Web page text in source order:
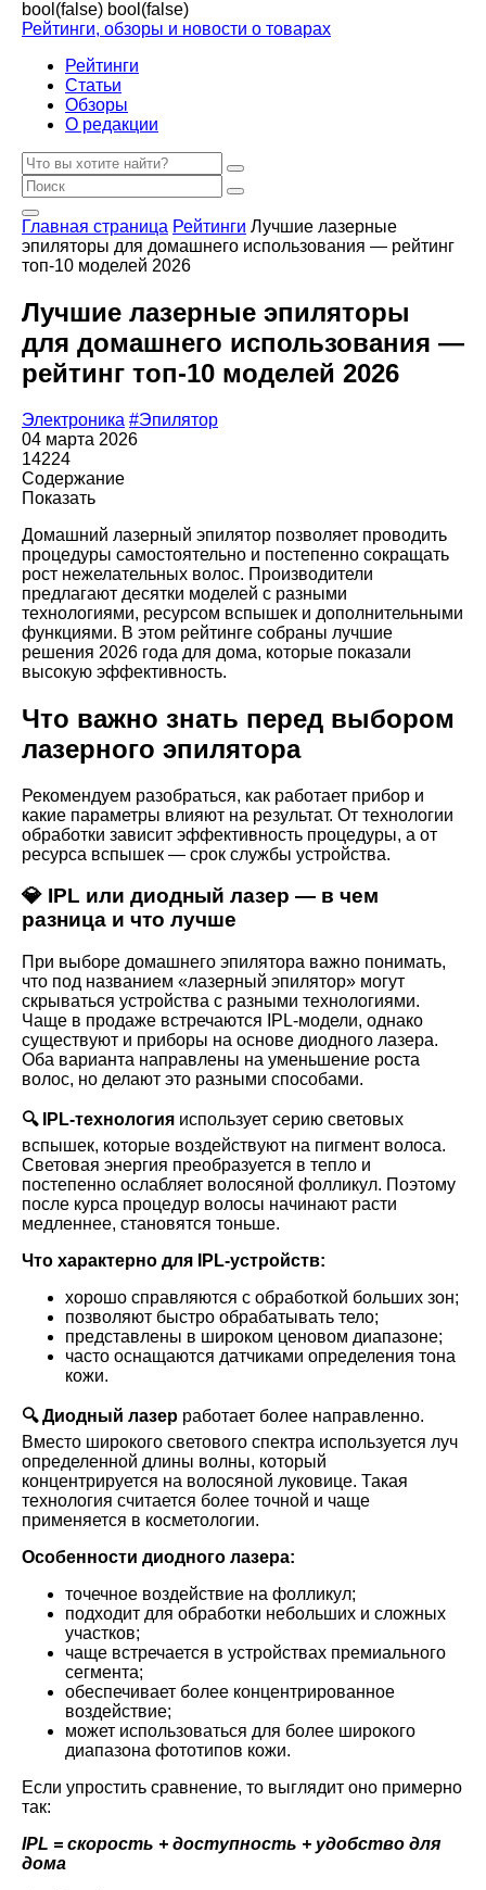
bool(false) bool(false)
Рейтинги, обзоры и новости о товарах
Рейтинги
Статьи
Обзоры
О редакции
Главная страница Рейтинги Лучшие лазерные
эпиляторы для домашнего использования — рейтинг
топ-10 моделей 2026
Лучшие лазерные эпиляторы
для домашнего использования —
рейтинг топ-10 моделей 2026
Электроника #Эпилятор
04 марта 2026
14224
Содержание
Показать
Домашний лазерный эпилятор позволяет проводить
процедуры самостоятельно и постепенно сокращать
рост нежелательных волос. Производители
предлагают десятки моделей с разными
технологиями, ресурсом вспышек и дополнительными
функциями. В этом рейтинге собраны лучшие
решения 2026 года для дома, которые показали
высокую эффективность.
Что важно знать перед выбором
лазерного эпилятора
Рекомендуем разобраться, как работает прибор и
какие параметры влияют на результат. От технологии
обработки зависит эффективность процедуры, а от
ресурса вспышек — срок службы устройства.
💎 IPL или диодный лазер — в чем
разница и что лучше
При выборе домашнего эпилятора важно понимать,
что под названием «лазерный эпилятор» могут
скрываться устройства с разными технологиями.
Чаще в продаже встречаются IPL-модели, однако
существуют и приборы на основе диодного лазера.
Оба варианта направлены на уменьшение роста
волос, но делают это разными способами.
🔍 IPL-технология использует серию световых
вспышек, которые воздействуют на пигмент волоса.
Световая энергия преобразуется в тепло и
постепенно ослабляет волосяной фолликул. Поэтому
после курса процедур волосы начинают расти
медленнее, становятся тоньше.
Что характерно для IPL-устройств:
хорошо справляются с обработкой больших зон;
позволяют быстро обрабатывать тело;
представлены в широком ценовом диапазоне;
часто оснащаются датчиками определения тона
кожи.
🔍 Диодный лазер работает более направленно.
Вместо широкого светового спектра используется луч
определенной длины волны, который
концентрируется на волосяной луковице. Такая
технология считается более точной и чаще
применяется в косметологии.
Особенности диодного лазера:
точечное воздействие на фолликул;
подходит для обработки небольших и сложных
участков;
чаще встречается в устройствах премиального
сегмента;
обеспечивает более концентрированное
воздействие;
может использоваться для более широкого
диапазона фототипов кожи.
Если упростить сравнение, то выглядит оно примерно
так:
IPL = скорость + доступность + удобство для
дома